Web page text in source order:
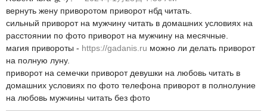
вернуть жену приворотом приворот нбд читать.
сильный приворот на мужчину читать в домашних условиях на
расстоянии по фото приворот на мужчину на месячные.
магия привороты - https://gadanis.ru можно ли делать приворот
на полную луну.
приворот на семечки приворот девушки на любовь читать в
домашних условиях по фото телефона приворот в полнолуние
на любовь мужчины читать без фото